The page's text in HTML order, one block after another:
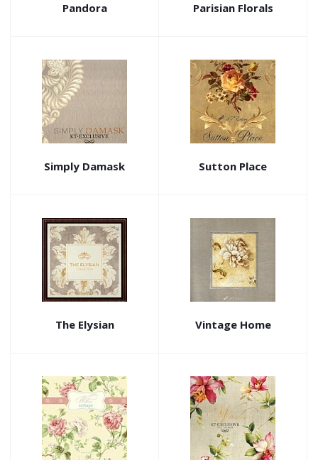
Pandora Parisian Florals
Simply Damask Sutton Place
The Elysian Vintage Home